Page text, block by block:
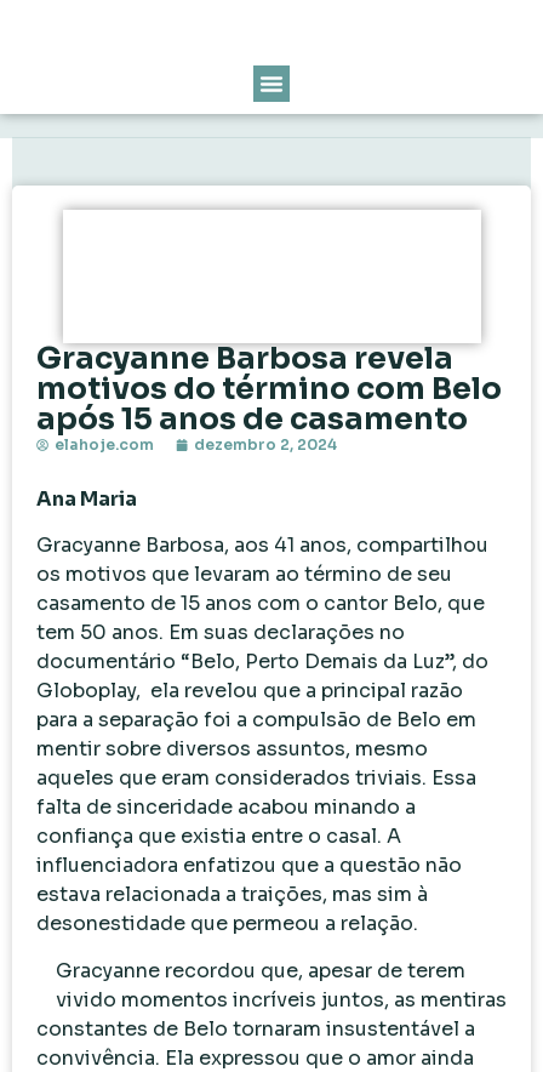
Gracyanne Barbosa revela
motivos do término com Belo
após 15 anos de casamento
elahoje.com dezembro 2, 2024
Ana Maria
Gracyanne Barbosa, aos 41 anos, compartilhou
os motivos que levaram ao término de seu
casamento de 15 anos com o cantor Belo, que
tem 50 anos. Em suas declarações no
documentário “Belo, Perto Demais da Luz”, do
Globoplay, ela revelou que a principal razão
para a separação foi a compulsão de Belo em
mentir sobre diversos assuntos, mesmo
aqueles que eram considerados triviais. Essa
falta de sinceridade acabou minando a
confiança que existia entre o casal. A
influenciadora enfatizou que a questão não
estava relacionada a traições, mas sim à
desonestidade que permeou a relação.
Gracyanne recordou que, apesar de terem
vivido momentos incríveis juntos, as mentiras
constantes de Belo tornaram insustentável a
convivência. Ela expressou que o amor ainda